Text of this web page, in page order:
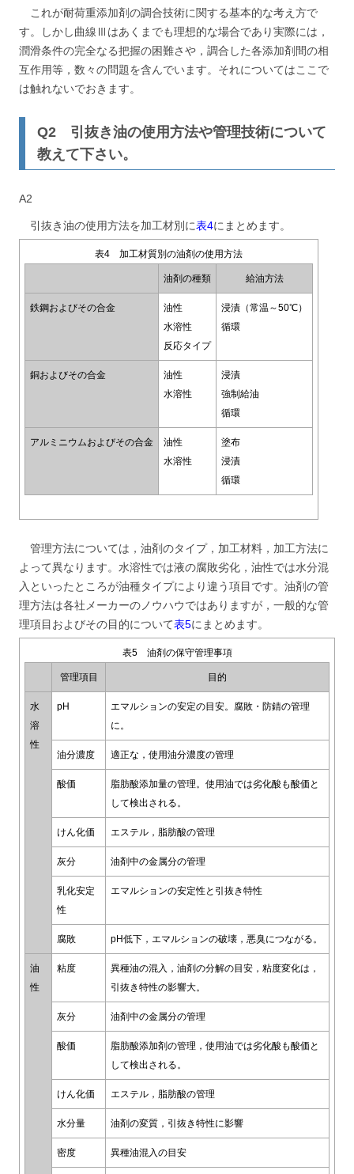
これが耐荷重添加剤の調合技術に関する基本的な考え方で
す。しかし曲線Ⅲはあくまでも理想的な場合であり実際には，
潤滑条件の完全なる把握の困難さや，調合した各添加剤間の相
互作用等，数々の問題を含んでいます。それについてはここで
は触れないでおきます。
Q2 引抜き油の使用方法や管理技術について
教えて下さい。
A2
引抜き油の使用方法を加工材別に表4にまとめます。
表4 加工材質別の油剤の使用方法
油剤の種類 給油方法
鉄鋼およびその合金
油性
水溶性
反応タイプ
浸漬（常温～50℃）
循環
銅およびその合金
油性
水溶性
浸漬
強制給油
循環
アルミニウムおよびその合金
油性
水溶性
塗布
浸漬
循環
管理方法については，油剤のタイプ，加工材料，加工方法に
よって異なります。水溶性では液の腐敗劣化，油性では水分混
入といったところが油種タイプにより違う項目です。油剤の管
理方法は各社メーカーのノウハウではありますが，一般的な管
理項目およびその目的について表5にまとめます。
表5 油剤の保守管理事項
管理項目 目的
水
溶
性
pH
エマルションの安定の目安。腐敗・防錆の管理
に。
油分濃度 適正な，使用油分濃度の管理
酸価
脂肪酸添加量の管理。使用油では劣化酸も酸価と
して検出される。
けん化価 エステル，脂肪酸の管理
灰分 油剤中の金属分の管理
乳化安定
性
エマルションの安定性と引抜き特性
腐敗 pH低下，エマルションの破壊，悪臭につながる。
油
性
粘度
異種油の混入，油剤の分解の目安，粘度変化は，
引抜き特性の影響大。
灰分 油剤中の金属分の管理
酸価
脂肪酸添加剤の管理，使用油では劣化酸も酸価と
して検出される。
けん化価 エステル，脂肪酸の管理
水分量 油剤の変質，引抜き特性に影響
密度 異種油混入の目安